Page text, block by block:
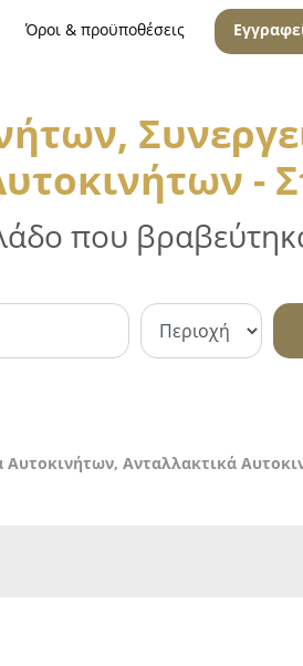
Όροι & προϋποθέσεις
-
που
Αυτοκινήτων, Ανταλλακτικά